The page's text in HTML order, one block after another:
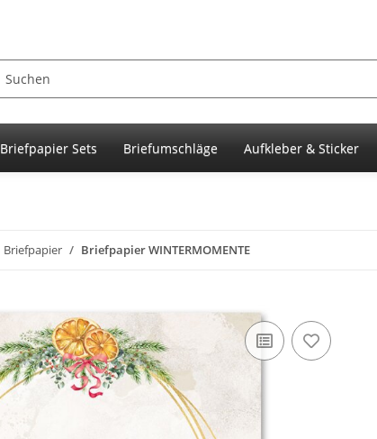
Briefpapier Sets Briefumschläge Aufkleber & Sticker
Briefpapier Briefpapier WINTERMOMENTE